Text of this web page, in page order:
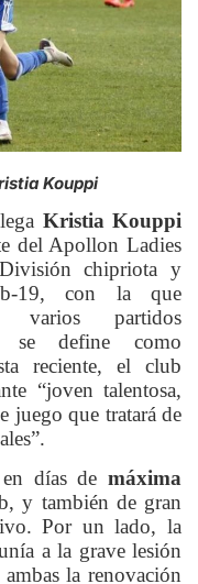
Kouppi
Kristia Kouppi
del Apollon Ladies
chipriota y
19, con la que
varios partidos
se define como
reciente, el club
“joven talentosa,
juego que tratará de
días de máxima
y también de gran
Por un lado, la
a la grave lesión
la renovación